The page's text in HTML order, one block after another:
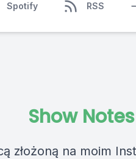
Spotify RSS
Show Notes
złożoną na moim